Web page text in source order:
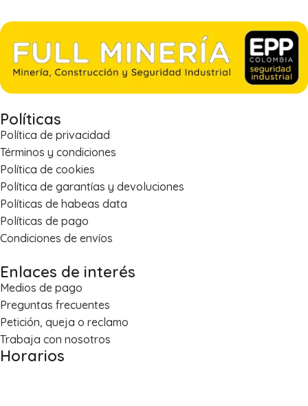
Políticas
Política de privacidad
Términos y condiciones
Política de cookies
Política de garantías y devoluciones
Políticas de habeas data
Políticas de pago
Condiciones de envíos
Enlaces de interés
Medios de pago
Preguntas frecuentes
Petición, queja o reclamo
Trabaja con nosotros
Horarios